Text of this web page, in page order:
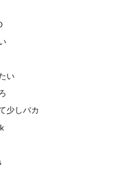
い
少しバカ